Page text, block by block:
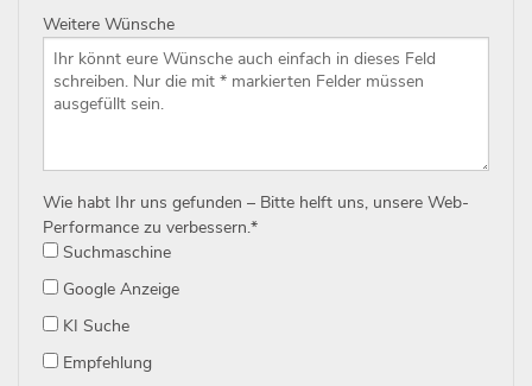
Weitere Wünsche
Wie habt Ihr uns gefunden – Bitte helft uns, unsere Web-
Performance zu verbessern.*
Suchmaschine
Google Anzeige
KI Suche
Empfehlung